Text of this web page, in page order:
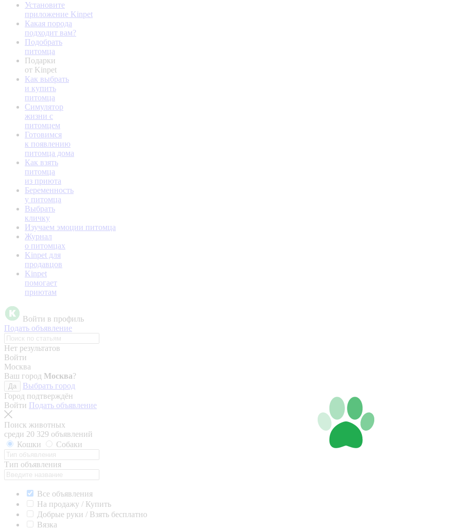
Установите
приложение Kinpet
Какая порода
подходит вам?
Подобрать
питомца
Подарки
от Kinpet
Как выбрать
и купить
питомца
Симулятор
жизни с
питомцем
Готовимся
к появлению
питомца дома
Как взять
питомца
из приюта
Беременность
у питомца
Выбрать
кличку
Изучаем эмоции питомца
Журнал
о питомцах
Kinpet для
продавцов
Kinpet
помогает
приютам
Войти в профиль
Подать объявление
Нет результатов
Войти
Москва
Ваш город Москва?
Да
Выбрать город
Город подтверждён
Войти Подать объявление
Поиск животных
среди 20 329 объявлений
Кошки
Собаки
Тип объявления
Все объявления
На продажу / Купить
Добрые руки / Взять бесплатно
Вязка